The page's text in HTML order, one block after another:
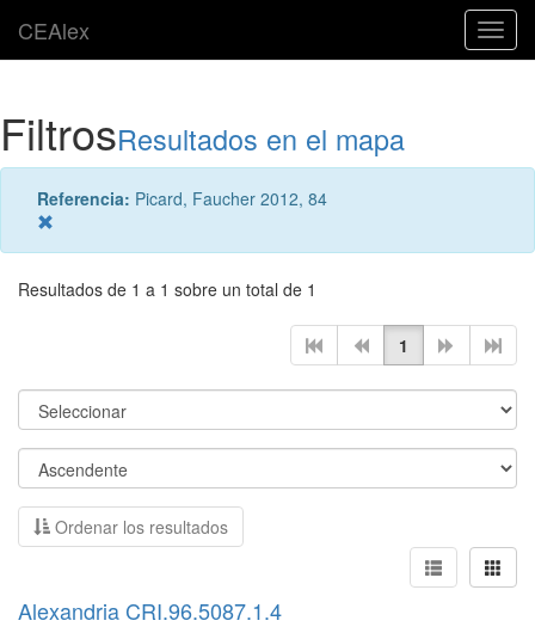
CEAlex
FiltrosResultados en el mapa
Referencia: Picard, Faucher 2012, 84
Resultados de 1 a 1 sobre un total de 1
1
Ordenar los resultados
Alexandria CRI.96.5087.1.4